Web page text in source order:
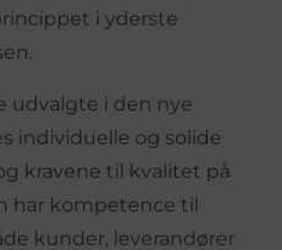
i yderste
udvalgte i den nye
individuelle og solide
kravene til kvalitet på
har kompetence til
kunder, leverandører